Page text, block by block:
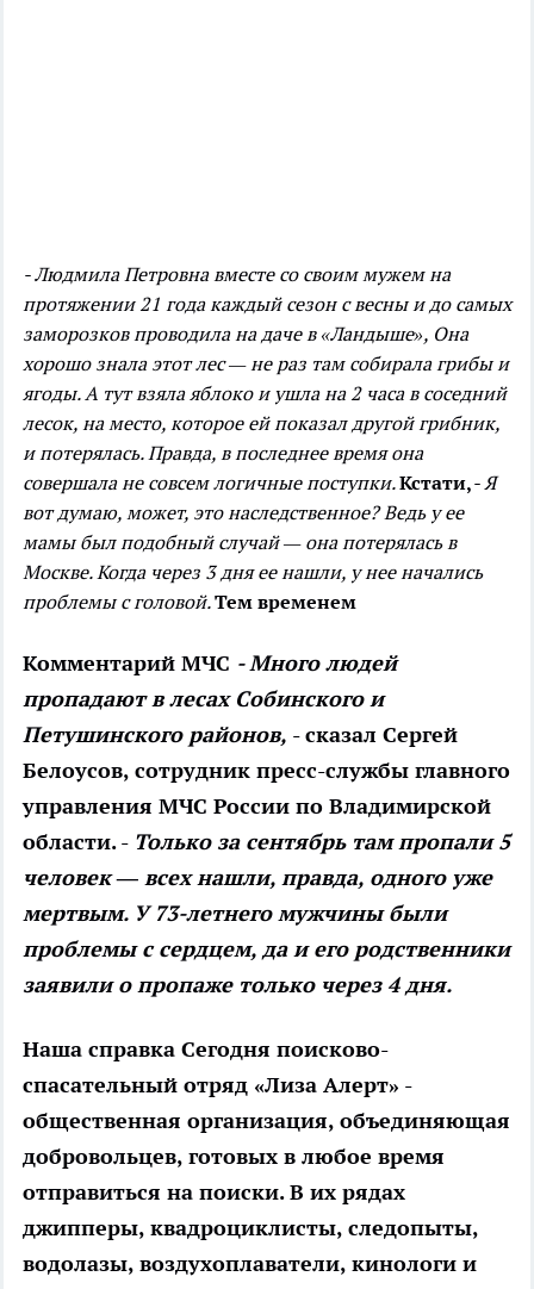
- Людмила Петровна вместе со своим мужем на
протяжении 21 года каждый сезон с весны и до самых
заморозков проводила на даче в «Ландыше», Она
хорошо знала этот лес — не раз там собирала грибы и
ягоды. А тут взяла яблоко и ушла на 2 часа в соседний
лесок, на место, которое ей показал другой грибник,
и потерялась. Правда, в последнее время она
совершала не совсем логичные поступки.Кстати,- Я
вот думаю, может, это наследственное?Ведь у ее
мамы был подобный случай — она потерялась в
Москве. Когда через 3 дня ее нашли, у нее начались
проблемы с головой.Тем временем
Комментарий МЧС - Много людей
пропадают в лесах Собинского и
Петушинского районов, - сказал Сергей
Белоусов, сотрудник пресс-службы главного
управления МЧС России по Владимирской
области. - Только за сентябрь там пропали 5
человек — всех нашли, правда, одного уже
мертвым. У 73-летнего мужчины были
проблемы с сердцем, да и его родственники
заявили о пропаже только через 4 дня.
Наша справка Сегодня поисково-
спасательный отряд «Лиза Алерт» -
общественная организация, объединяющая
добровольцев, готовых в любое время
отправиться на поиски. В их рядах
джипперы, квадроциклисты, следопыты,
водолазы, воздухоплаватели, кинологи и